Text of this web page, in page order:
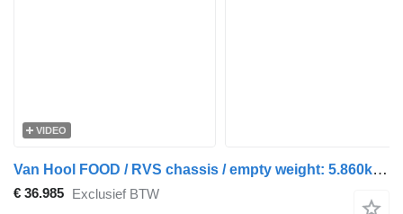
VIDEO
Van Hool FOOD / RVS chassis / empty weight: 5.860kg / 29.500L / 1-comp.+
€ 36.985 Exclusief BTW